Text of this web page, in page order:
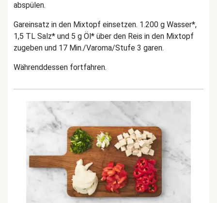
abspülen.
Gareinsatz in den Mixtopf einsetzen. 1.200 g Wasser*,
1,5 TL Salz* und 5 g Öl* über den Reis in den Mixtopf
zugeben und 17 Min./Varoma/Stufe 3 garen.
Währenddessen fortfahren.